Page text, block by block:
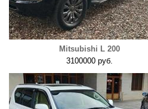
Mitsubishi L 200
3100000 руб.